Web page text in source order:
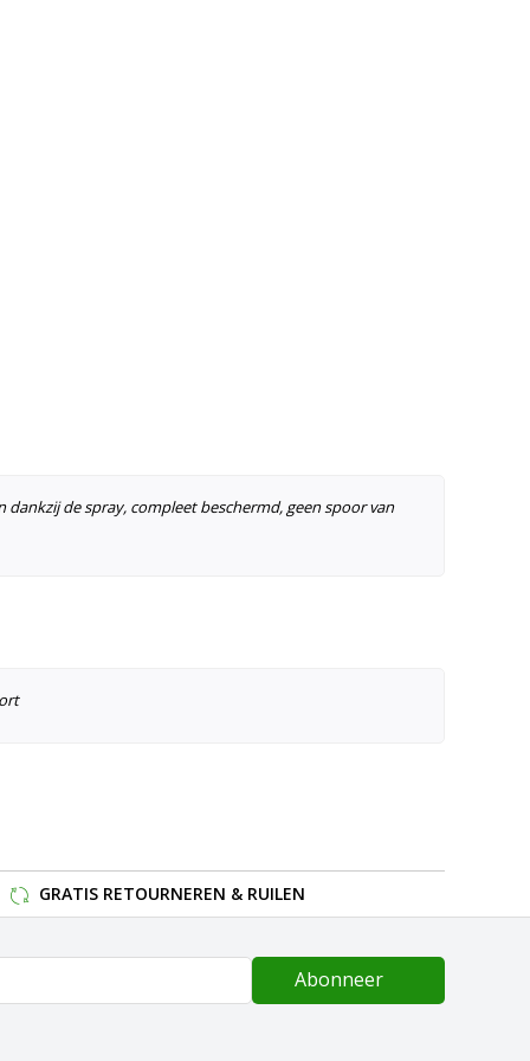
de spray, compleet beschermd, geen spoor van
GRATIS RETOURNEREN & RUILEN
Abonneer